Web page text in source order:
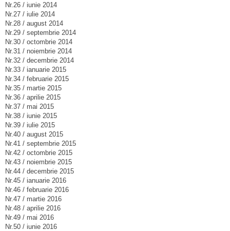
Nr.26 / iunie 2014
Nr.27 / iulie 2014
Nr.28 / august 2014
Nr.29 / septembrie 2014
Nr.30 / octombrie 2014
Nr.31 / noiembrie 2014
Nr.32 / decembrie 2014
Nr.33 / ianuarie 2015
Nr.34 / februarie 2015
Nr.35 / martie 2015
Nr.36 / aprilie 2015
Nr.37 / mai 2015
Nr.38 / iunie 2015
Nr.39 / iulie 2015
Nr.40 / august 2015
Nr.41 / septembrie 2015
Nr.42 / octombrie 2015
Nr.43 / noiembrie 2015
Nr.44 / decembrie 2015
Nr.45 / ianuarie 2016
Nr.46 / februarie 2016
Nr.47 / martie 2016
Nr.48 / aprilie 2016
Nr.49 / mai 2016
Nr.50 / iunie 2016